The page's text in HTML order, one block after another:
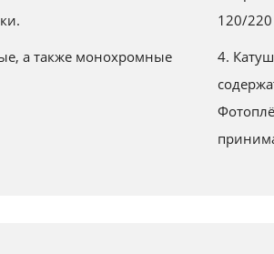
а также монохромные
120/
4.